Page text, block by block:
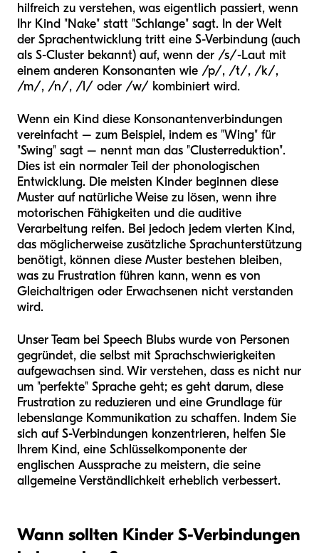
hilfreich zu verstehen, was eigentlich passiert, wenn
Ihr Kind "Nake" statt "Schlange" sagt. In der Welt
der Sprachentwicklung tritt eine S-Verbindung (auch
als S-Cluster bekannt) auf, wenn der /s/-Laut mit
einem anderen Konsonanten wie /p/, /t/, /k/,
/m/, /n/, /l/ oder /w/ kombiniert wird.
Wenn ein Kind diese Konsonantenverbindungen
vereinfacht – zum Beispiel, indem es "Wing" für
"Swing" sagt – nennt man das "Clusterreduktion".
Dies ist ein normaler Teil der phonologischen
Entwicklung. Die meisten Kinder beginnen diese
Muster auf natürliche Weise zu lösen, wenn ihre
motorischen Fähigkeiten und die auditive
Verarbeitung reifen. Bei jedoch jedem vierten Kind,
das möglicherweise zusätzliche Sprachunterstützung
benötigt, können diese Muster bestehen bleiben,
was zu Frustration führen kann, wenn es von
Gleichaltrigen oder Erwachsenen nicht verstanden
wird.
Unser Team bei Speech Blubs wurde von Personen
gegründet, die selbst mit Sprachschwierigkeiten
aufgewachsen sind. Wir verstehen, dass es nicht nur
um "perfekte" Sprache geht; es geht darum, diese
Frustration zu reduzieren und eine Grundlage für
lebenslange Kommunikation zu schaffen. Indem Sie
sich auf S-Verbindungen konzentrieren, helfen Sie
Ihrem Kind, eine Schlüsselkomponente der
englischen Aussprache zu meistern, die seine
allgemeine Verständlichkeit erheblich verbessert.
Wann sollten Kinder S-Verbindungen